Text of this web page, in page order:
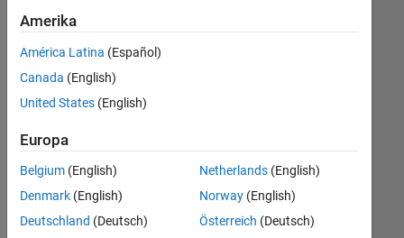
Es
nicht
alle
Stellen
übersetzt.
Sie
nach
einem
Standort,
Amerika
América Latina (Español)
Canada (English)
United States (English)
Europa
Belgium (English)
Denmark (English)
Deutschland (Deutsch)
Netherlands(English)
Norway(English)
Österreich (Deutsch)